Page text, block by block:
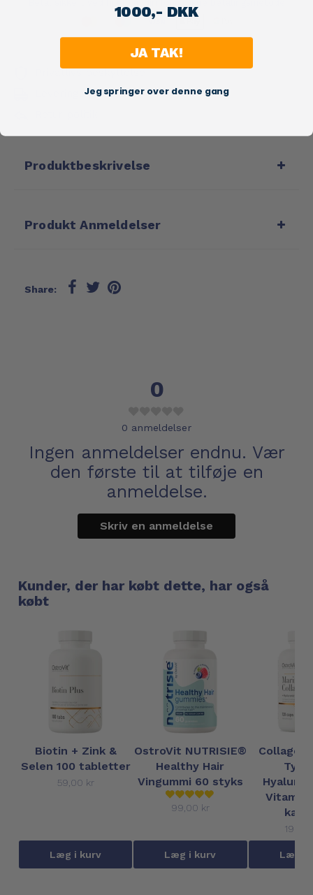
Privatlivs beskyttelse
Leverings politik
Produktbeskrivelse
Produkt Anmeldelser
Share:
0
0 anmeldelser
Ingen anmeldelser endnu. Vær
den første til at tilføje en
anmeldelse.
Skriv en anmeldelse
Kunder, der har købt dette, har også
købt
Biotin + Zink &
Selen 100 tabletter
59,00 kr
Læg i kurv
OstroVit NUTRISIE®
Healthy Hair
Vingummi 60 styks
99,00 kr
Læg i kurv
Vitamin-
Læg i
1000,- DKK
JA TAK!
Jeg springer over denne gang